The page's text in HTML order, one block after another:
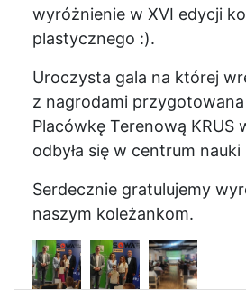
wyróżnienie w XVI edycji
plastycznego :).
Uroczysta gala na której
z nagrodami przygotowana
Placówkę Terenową KRUS
odbyła się w centrum nauki
Serdecznie gratulujemy
naszym koleżankom.